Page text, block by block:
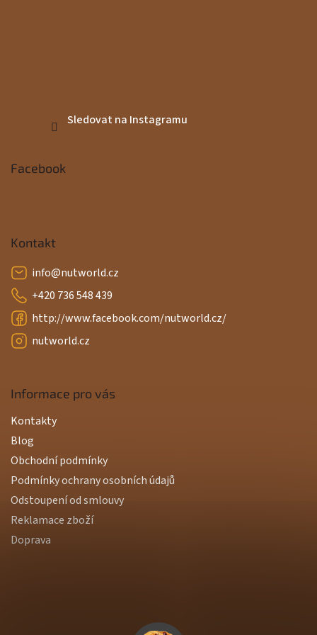
Sledovat na Instagramu
Facebook
Kontakt
info@nutworld.cz
+420 736 548 439
http://www.facebook.com/nutworld.cz/
nutworld.cz
Informace pro vás
Kontakty
Blog
Obchodní podmínky
Podmínky ochrany osobních údajů
Odstoupení od smlouvy
Reklamace zboží
Doprava